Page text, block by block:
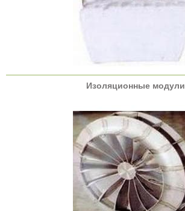
Изоляционные модули